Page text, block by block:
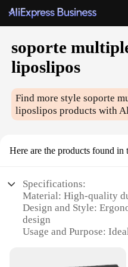
soporte
liposlipos
Find more stylesoporte
liposlipos products with
Here are the products found in
Specifications:
Material: High-quality
Design and Style:
design
Usage and Purpose: